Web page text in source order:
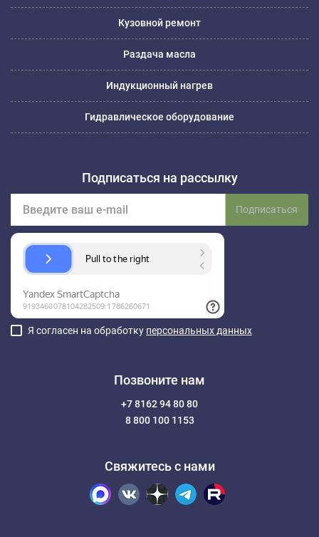
Кузовной ремонт
Раздача масла
Индукционный нагрев
Гидравлическое оборудование
Подписаться на рассылку
Подписаться
Я согласен на обработку персональных данных
Позвоните нам
+7 8162 94 80 80
8 800 100 1153
Свяжитесь с нами